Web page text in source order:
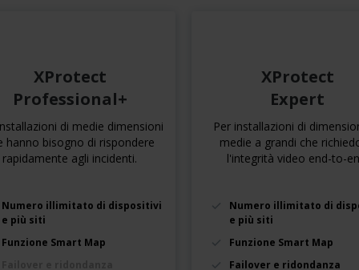
XProtect
Professional+
di medie dimensioni
hanno bisogno di rispondere
rapidamente agli incidenti.
Numero illimitato di dispositivi
e più siti
Funzione Smart Map
XProtect
Expert
Per installazioni di
medie a grandi che
l'integrità video end-to-
Numero illimitato di
e più siti
Funzione Smart Map
Failover e ridondanza